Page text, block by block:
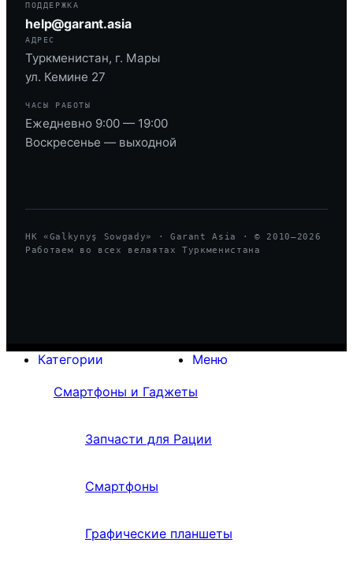
ПОДДЕРЖКА
help@garant.asia
АДРЕС
Туркменистан, г. Мары
ул. Кемине 27
ЧАСЫ РАБОТЫ
Ежедневно 9:00 — 19:00
Воскресенье — выходной
HK «Galkynyş Sowgady» · Garant Asia · © 2010—2026
Работаем во всех велаятах Туркменистана
Меню
Категории
Смартфоны и Гаджеты
Запчасти для Рации
Смартфоны
Графические планшеты